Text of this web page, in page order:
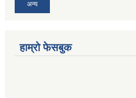
अन्य
हाम्रो फेसबुक